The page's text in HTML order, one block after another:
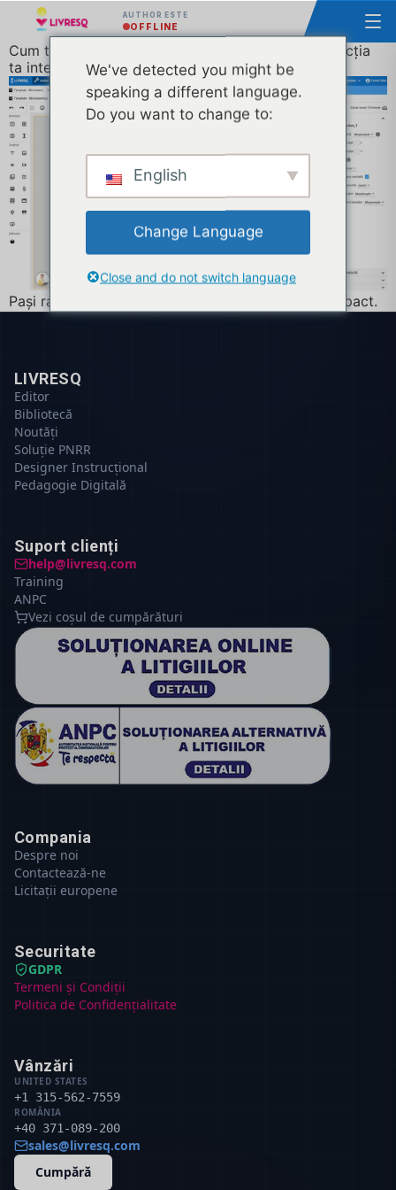
AUTHOR ESTE
OFFLINE
Cum te transformi într-un asistent virtual pentru lecția
ta interactivă?
Pași rapizi pentru a avea o lecție interactivă cu impact.
LIVRESQ
Editor
Bibliotecă
Noutăți
Soluție PNRR
Designer Instrucțional
Pedagogie Digitală
Suport clienți
help@livresq.com
Training
ANPC
Vezi coșul de cumpărături
Compania
Despre noi
Contactează-ne
Licitații europene
Securitate
GDPR
Termeni și Condiții
Politica de Confidențialitate
Vânzări
UNITED STATES
+1 315-562-7559
ROMÂNIA
+40 371-089-200
sales@livresq.com
Cumpără
We've detected you might be
speaking a different language.
Do you want to change to:
English
Change Language
Close and do not switch language